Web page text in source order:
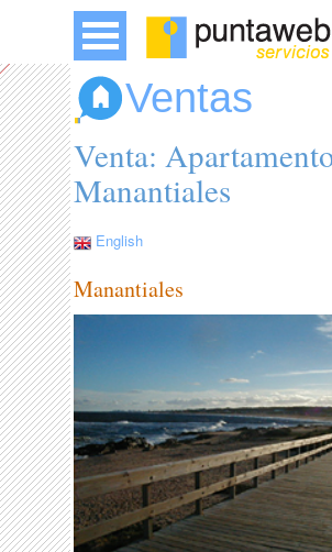
Ventas
Venta:
Manantiales
English
Manantiales